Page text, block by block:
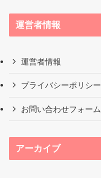
運営者情報
運営者情報
プライバシーポリシー
お問い合わせフォーム
アーカイブ